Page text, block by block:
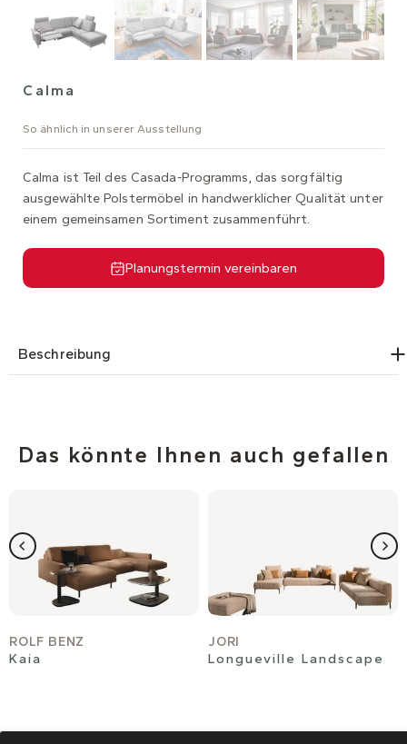
Calma
So ähnlich in unserer Ausstellung
Calma ist Teil des Casada-Programms, das sorgfältig
ausgewählte Polstermöbel in handwerklicher Qualität unter
einem gemeinsamen Sortiment zusammenführt.
Planungstermin vereinbaren
Beschreibung
Das könnte Ihnen auch gefallen
ROLF BENZ
Kaia
JORI
Longueville Landscape